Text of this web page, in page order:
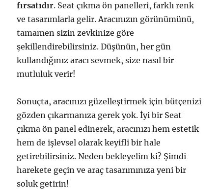
fırsatıdır. Seat çıkma ön panelleri, farklı renk
ve tasarımlarla gelir. Aracınızın görünümünü,
tamamen sizin zevkinize göre
şekillendirebilirsiniz. Düşünün, her gün
kullandığınız aracı sevmek, size nasıl bir
mutluluk verir!
Sonuçta, aracınızı güzelleştirmek için bütçenizi
gözden çıkarmanıza gerek yok. İyi bir Seat
çıkma ön panel edinerek, aracınızı hem estetik
hem de işlevsel olarak keyifli bir hale
getirebilirsiniz. Neden bekleyelim ki? Şimdi
harekete geçin ve araç tasarımınıza yeni bir
soluk getirin!